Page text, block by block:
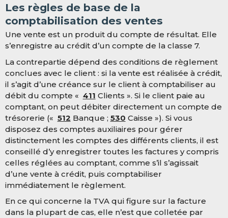
Les règles de base de la
comptabilisation des ventes
Une vente est un produit du compte de résultat. Elle
s’enregistre au crédit d’un compte de la classe 7.
La contrepartie dépend des conditions de règlement
conclues avec le client : si la vente est réalisée à crédit,
il s’agit d’une créance sur le client à comptabiliser au
débit du compte « 411 Clients ». Si le client paie au
comptant, on peut débiter directement un compte de
trésorerie (« 512 Banque ; 530 Caisse »). Si vous
disposez des comptes auxiliaires pour gérer
distinctement les comptes des différents clients, il est
conseillé d’y enregistrer toutes les factures y compris
celles réglées au comptant, comme s’il s’agissait
d’une vente à crédit, puis comptabiliser
immédiatement le règlement.
En ce qui concerne la TVA qui figure sur la facture
dans la plupart de cas, elle n’est que colletée par